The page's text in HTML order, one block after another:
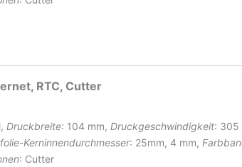
RTC, Cutter
Druckbreite: 104 mm, Druckgeschwindigkeit: 305
Kerninnendurchmesser: 25mm, 4 mm,
: Cutter